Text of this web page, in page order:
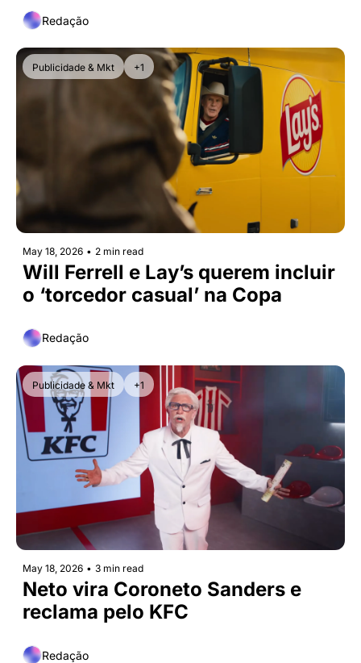
Redação
Publicidade & Mkt +1
May 18, 2026 • 2 min read
Will Ferrell e Lay’s querem incluir
o ‘torcedor casual’ na Copa
Redação
Publicidade & Mkt +1
May 18, 2026 • 3 min read
Neto vira Coroneto Sanders e
reclama pelo KFC
Redação